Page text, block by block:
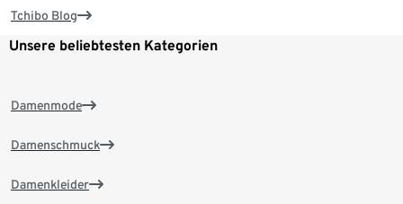
Tchibo Blog
Unsere beliebtesten Kategorien
Damenmode
Damenschmuck
Damenkleider